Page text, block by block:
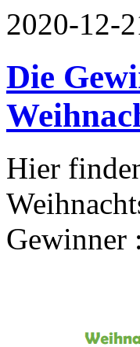
2020-12-
Die
Hier
Gewinner